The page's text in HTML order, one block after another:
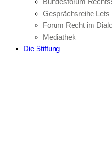
Bundesforum
Gesprächsreihe Lets
Forum Recht im
Mediathek
Die Stiftung